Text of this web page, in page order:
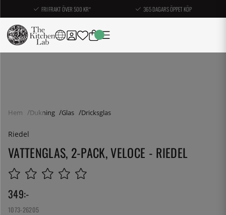
FRI FRAKT ÖVER 500 KR* 365 DAGARS ÖPPET KÖP
Hem Dukning Glas Dricksglas
Riedel
VATTENGLAS, 2-PACK, VELOCE - RIEDEL
349:-
1073-26205